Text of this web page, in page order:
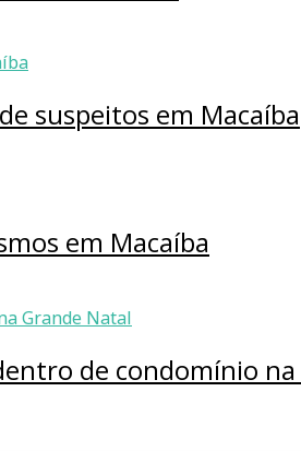
suspeitos em Macaíba
em Macaíba
de condomínio na